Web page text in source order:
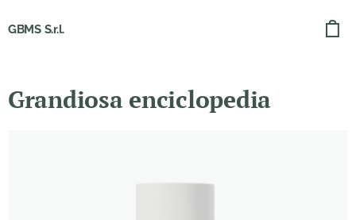
GBMS S.r.l.
Grandiosa enciclopedia